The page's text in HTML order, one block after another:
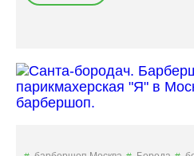
Т
8
Б
О